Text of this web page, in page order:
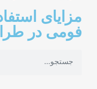
مزایای
فومی در